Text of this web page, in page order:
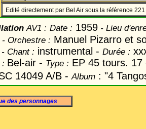
Edité directement par Bel Air sous la référence
AV1 : Date : 1959 - Lieu
- Orchestre : Manuel Pizarro et
- Chant: instrumental - Durée :
: Bel-air - Type : EP 45 tours.
14049 A/B - Album : "4
des personnages